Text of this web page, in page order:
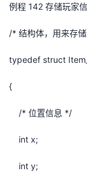
例程 142 存储玩家
/* 结构体，用来存
typedef struct Item_
{
/* 位置信息 */
int x;
int y;